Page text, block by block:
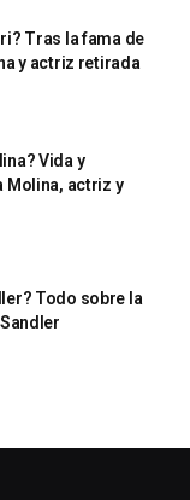
Tras la fama de
y actriz retirada
Vida y
Molina, actriz y
Todo sobre la